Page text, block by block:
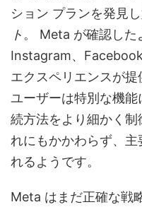
ション プランを発見
ト 。 Meta が確認した
Instagram、
エクスペリエンスが
ユーザーは特別な機
続方法をより細かく
れにもかかわらず、
れるようです。
Meta はまだ正確な戦